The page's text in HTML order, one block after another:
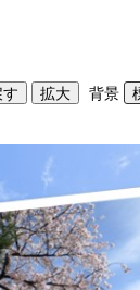
背景